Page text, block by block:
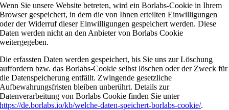
Wenn Sie unsere Website betreten, wird ein Borlabs-Cookie in Ihrem
Browser gespeichert, in dem die von Ihnen erteilten Einwilligungen
oder der Widerruf dieser Einwilligungen gespeichert werden. Diese
Daten werden nicht an den Anbieter von Borlabs Cookie
weitergegeben.
Die erfassten Daten werden gespeichert, bis Sie uns zur Löschung
auffordern bzw. das Borlabs-Cookie selbst löschen oder der Zweck für
die Datenspeicherung entfällt. Zwingende gesetzliche
Aufbewahrungsfristen bleiben unberührt. Details zur
Datenverarbeitung von Borlabs Cookie finden Sie unter
https://de.borlabs.io/kb/welche-daten-speichert-borlabs-cookie/.